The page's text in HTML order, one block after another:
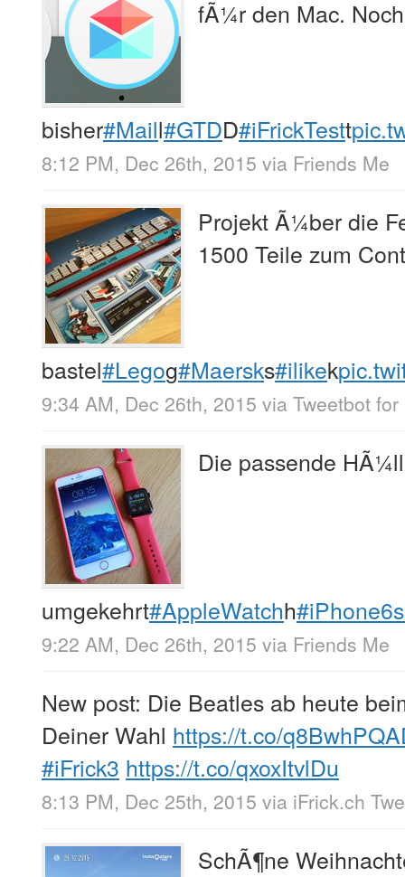
fÃ¼r den Mac.
bisher#Maill#GTDD#iFrickTestt
8:12 PM, Dec 26th, 2015 via Friends Me
Projekt Ã¼ber die
1500 Teile zum
bastel#Legog#Maersks#ilikek
9:34 AM, Dec 26th, 2015 via Tweetbot for
Die passende
umgekehrt#AppleWatchh
9:22 AM, Dec 26th, 2015 via Friends Me
New post: Die Beatles ab heute
Deiner Wahl https://t.co/
#iFrick3 https://t.co/qxoxItvlDu
8:13 PM, Dec 25th, 2015 via iFrick.ch
SchÃ¶ne